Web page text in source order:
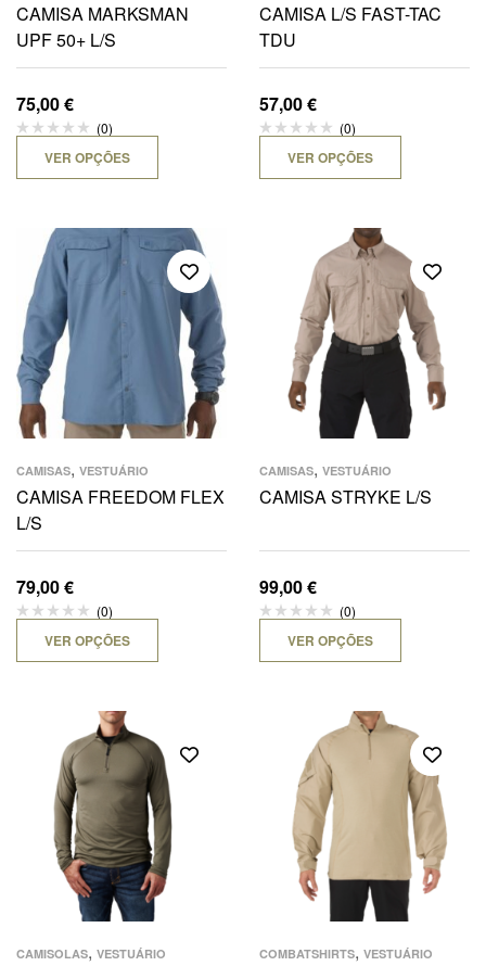
CAMISA MARKSMAN
UPF 50+ L/S
75,00€
(0)
VER OPÇÕES
CAMISA L/S FAST-TAC
TDU
57,00€
(0)
VER OPÇÕES
CAMISAS, VESTUÁRIO
CAMISA FREEDOM FLEX
L/S
79,00€
(0)
VER OPÇÕES
CAMISAS, VESTUÁRIO
CAMISA STRYKE L/S
99,00€
(0)
VER OPÇÕES
CAMISOLAS, VESTUÁRIO COMBATSHIRTS, VESTUÁRIO